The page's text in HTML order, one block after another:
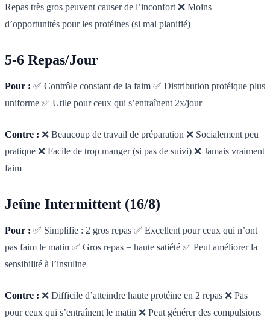
Repas très gros peuvent causer de l’inconfort ❌ Moins
d’opportunités pour les protéines (si mal planifié)
5-6 Repas/Jour
Pour : ✅ Contrôle constant de la faim ✅ Distribution protéique plus
uniforme ✅ Utile pour ceux qui s’entraînent 2x/jour
Contre : ❌ Beaucoup de travail de préparation ❌ Socialement peu
pratique ❌ Facile de trop manger (si pas de suivi) ❌ Jamais vraiment
faim
Jeûne Intermittent (16/8)
Pour : ✅ Simplifie : 2 gros repas ✅ Excellent pour ceux qui n’ont
pas faim le matin ✅ Gros repas = haute satiété ✅ Peut améliorer la
sensibilité à l’insuline
Contre : ❌ Difficile d’atteindre haute protéine en 2 repas ❌ Pas
pour ceux qui s’entraînent le matin ❌ Peut générer des compulsions